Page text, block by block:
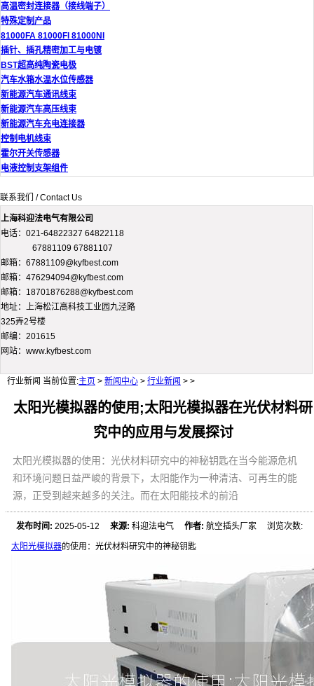
高温密封连接器（接线端子）
特殊定制产品
81000FA 81000FI 81000NI
插针、插孔精密加工与电镀
BST超高纯陶瓷电极
汽车水箱水温水位传感器
新能源汽车通讯线束
新能源汽车高压线束
新能源汽车充电连接器
控制电机线束
霍尔开关传感器
电液控制支架组件
联系我们 / Contact Us
上海科迎法电气有限公司
电话：021-64822327 64822118
67881109 67881107
邮箱：67881109@kyfbest.com
邮箱：476294094@kyfbest.com
邮箱：18701876288@kyfbest.com
地址：上海松江高科技工业园九泾路
325弄2号楼
邮编：201615
网站：www.kyfbest.com
行业新闻 当前位置:主页 > 新闻中心 > 行业新闻 > >
太阳光模拟器的使用;太阳光模拟器在光伏材料研
究中的应用与发展探讨
太阳光模拟器的使用：光伏材料研究中的神秘钥匙在当今能源危机
和环境问题日益严峻的背景下，太阳能作为一种清洁、可再生的能
源，正受到越来越多的关注。而在太阳能技术的前沿
发布时间: 2025-05-12来源: 科迎法电气作者: 航空插头厂家 浏览次数:
太阳光模拟器的使用：光伏材料研究中的神秘钥匙